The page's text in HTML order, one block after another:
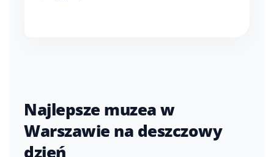
Najlepsze muzea w
Warszawie na deszczowy
dzień